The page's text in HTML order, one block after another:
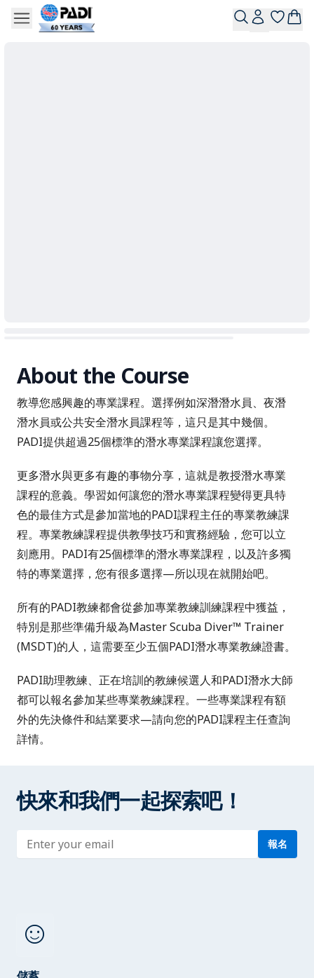
About the Course
教導您感興趣的專業課程。選擇例如深潛潛水員、夜潛
潛水員或公共安全潛水員課程等，這只是其中幾個。
PADI提供超過25個標準的潛水專業課程讓您選擇。
更多潛水與更多有趣的事物分享，這就是教授潛水專業
課程的意義。學習如何讓您的潛水專業課程變得更具特
色的最佳方式是參加當地的PADI課程主任的專業教練課
程。專業教練課程提供教學技巧和實務經驗，您可以立
刻應用。PADI有25個標準的潛水專業課程，以及許多獨
特的專業選擇，您有很多選擇—所以現在就開始吧。
所有的PADI教練都會從參加專業教練訓練課程中獲益，
特別是那些準備升級為Master Scuba Diver™ Trainer
(MSDT)的人，這需要至少五個PADI潛水專業教練證書。
PADI助理教練、正在培訓的教練候選人和PADI潛水大師
都可以報名參加某些專業教練課程。一些專業課程有額
外的先決條件和結業要求—請向您的PADI課程主任查詢
詳情。
快來和我們一起探索吧！
Enter address 報名
sentiment_satisfied